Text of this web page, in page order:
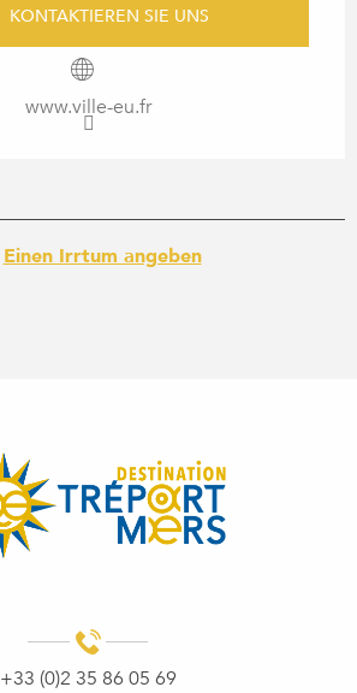
KONTAKTIEREN SIE UNS
www.ville-eu.fr
Einen Irrtum angeben
+33 (0)2 35 86 05 69